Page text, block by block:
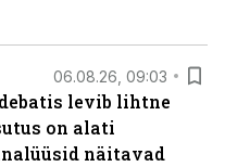
06.08.26, 09:03
levib lihtne
on alati
näitavad